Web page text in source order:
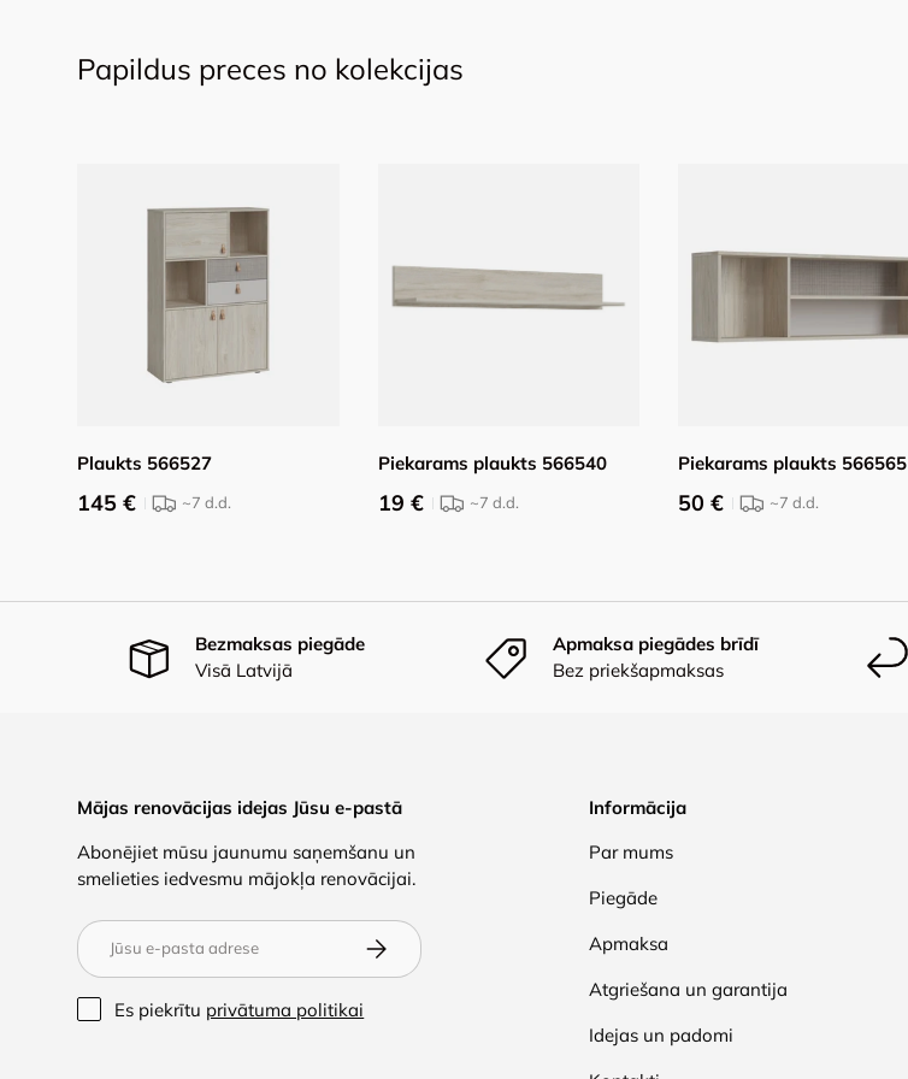
Papildus preces no kolekcijas
Plaukts 566527
145 € ~7 d.d.
Piekarams plaukts 566540
19 € ~7 d.d.
Piekarams plaukts 566565
50 € ~7d.d.
Bezmaksas piegāde
Visā Latvijā
Apmaksa piegādes brīdī
Bez priekšapmaksas
Mājas renovācijas idejas Jūsu e-pastā
Abonējiet mūsu jaunumu saņemšanu un
smelieties iedvesmu mājokļa renovācijai.
E-pasts
Abonēt
Es piekrītu privātuma politikai
Informācija
Par mums
Piegāde
Apmaksa
Atgriešana un garantija
Idejas un padomi